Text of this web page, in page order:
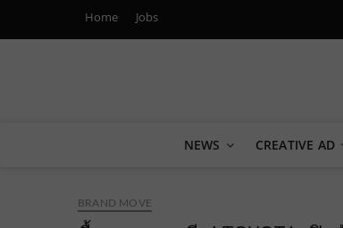
Home Jobs
Marketing Oops!
NEWS CREATIVE AD
BRAND MOVE